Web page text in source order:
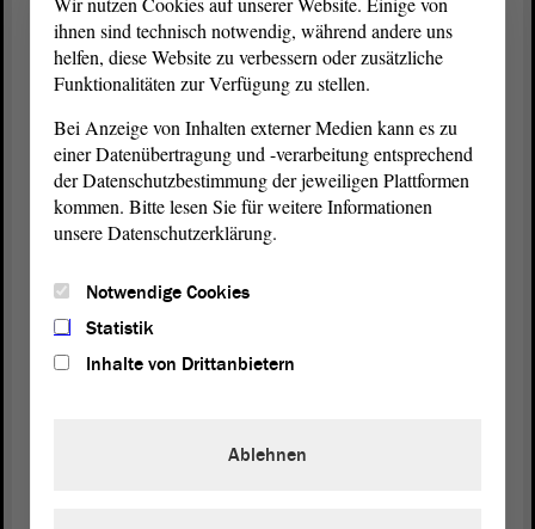
Frau von Angern, es gibt eine Intervention, und
zwar von Frau Godenrath. - Frau Godenrath, bitte.
Kerstin Godenrath (CDU):
Vielen Dank. - Es tut mir leid, wenn ich es jetzt
darauf noch reagieren. Ich muss ganz ehrlich sagen,
halte, dass Sie mir hier Relativierung vorwerfen.
Ich weiß, dass der Holocaust natürlich furchtbar
ihnen sind technisch notwendig, während andere uns
helfen, diese Website zu verbessern oder zusätzliche
Funktionalitäten zur Verfügung zu stellen.
Bei Anzeige von Inhalten externer Medien kann es zu
einer Datenübertragung und -verarbeitung entsprechend
der Datenschutzbestimmung der jeweiligen Plattformen
kommen. Bitte lesen Sie für weitere Informationen
unsere Datenschutzerklärung.
Notwendige Cookies
Statistik
Inhalte von Drittanbietern
Ablehnen